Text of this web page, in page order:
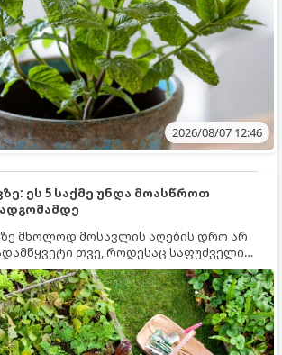
2026/08/07 12:46
ეს 5 საქმე უნდა მოასწროთ
მხოლოდ მოსავლის აღების დრო არ
თვე, როდესაც საფუძველი
წლის მოსავალს და ბაღი მზადდება
სეზონისთვის. იმისათვის, რომ
აღიდგინოს, ხოლო მცენარეებმა
აგვისტოს ბოლომდე 5
გაკეთება უნდა მოასწროთ: